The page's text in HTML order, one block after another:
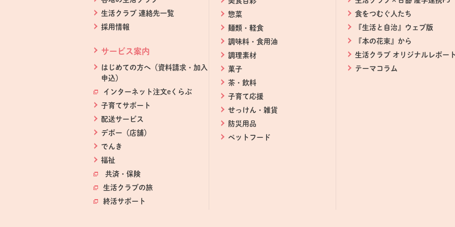
生活クラブ 連絡先一覧
採用情報
サービス案内
はじめての方へ（資料請求・加入
申込）
インターネット注文eくらぶ 別のウィンドウで開きます。
子育てサポート
配送サービス
デポー（店舗）
でんき
福祉
共済・保険
生活クラブの旅
終活サポート
惣菜
麺類・軽食
調味料・食用油
調理素材
菓子
茶・飲料
子育て応援
せっけん・雑貨
防災用品
ペットフード
食をつむぐ人たち
『生活と自治』ウェブ版
『本の花束』から
生活クラブ オリジナルレポー
テーマコラム